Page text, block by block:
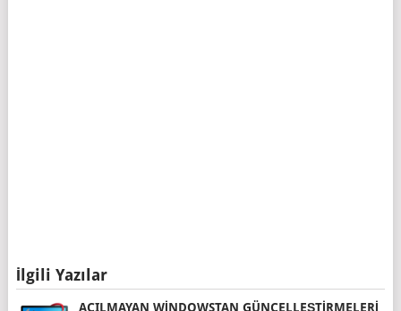
İlgili Yazılar
AÇILMAYAN WINDOWSTAN GÜNCELLEŞTIRMELERI